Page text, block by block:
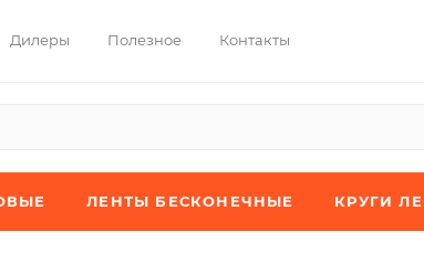
Дилеры Полезное Контакты
ЛЕНТЫ БЕСКОНЕЧНЫЕ КРУГИ